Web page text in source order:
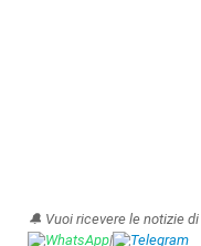
🔔 Vuoi ricevere le notizie di
WhatsApp| Telegram